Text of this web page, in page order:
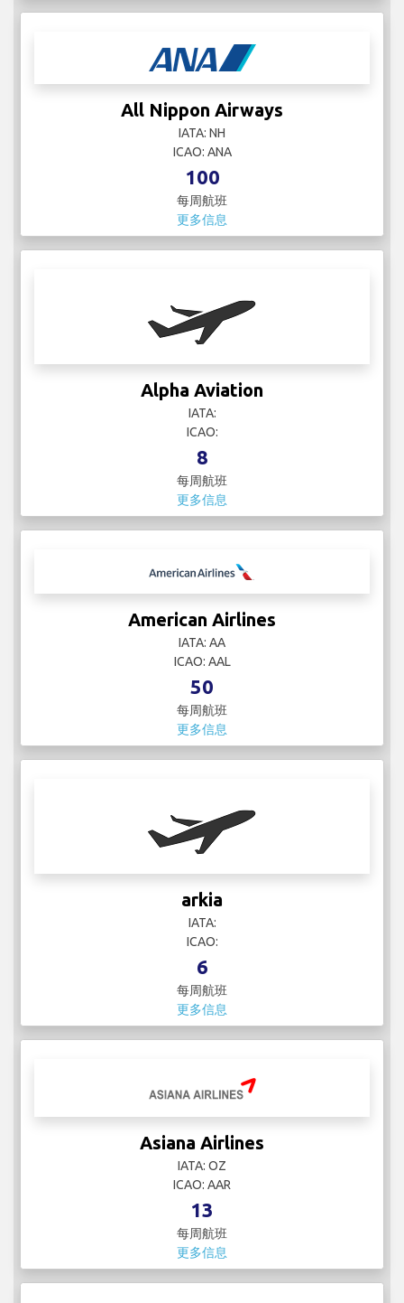
All Nippon Airways
IATA: NH
ICAO: ANA
100
每周航班
更多信息
Alpha Aviation
IATA:
ICAO:
8
每周航班
更多信息
American Airlines
IATA: AA
ICAO: AAL
50
每周航班
更多信息
IATA:
ICAO:
每周航班
更多信息
Asiana Airlines
每周航班
更多信息